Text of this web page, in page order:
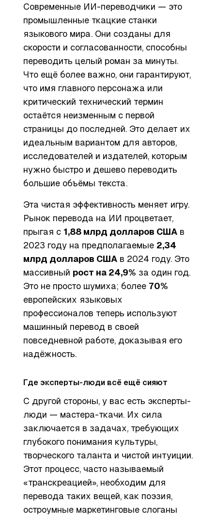
Современные ИИ-переводчики — это
промышленные ткацкие станки
языкового мира. Они созданы для
скорости и согласованности, способны
переводить целый роман за минуты.
Что ещё более важно, они гарантируют,
что имя главного персонажа или
критический технический термин
остаётся неизменным с первой
страницы до последней. Это делает их
идеальным вариантом для авторов,
исследователей и издателей, которым
нужно быстро и дешево переводить
большие объёмы текста.
Эта чистая эффективность меняет игру.
Рынок перевода на ИИ процветает,
прыгая с 1,88 млрд долларов США в
2023 году на предполагаемые 2,34
млрд долларов США в 2024 году. Это
массивный рост на 24,9% за один год.
Это не просто шумиха; более 70%
европейских языковых
профессионалов теперь используют
машинный перевод в своей
повседневной работе, доказывая его
надёжность.
Где эксперты-люди всё ещё сияют
С другой стороны, у вас есть эксперты-
люди — мастера-ткачи. Их сила
заключается в задачах, требующих
глубокого понимания культуры,
творческого таланта и чистой интуиции.
Этот процесс, часто называемый
«транскреацией», необходим для
перевода таких вещей, как поэзия,
остроумные маркетинговые слоганы